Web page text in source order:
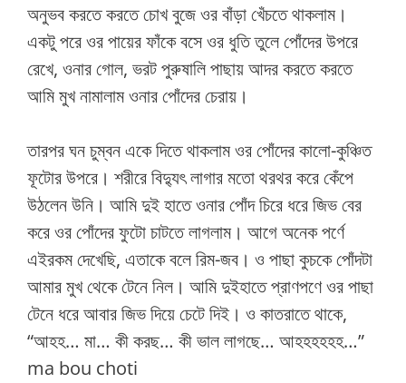
অনুভব করতে করতে চোখ বুজে ওর বাঁড়া খেঁচতে থাকলাম।
একটু পরে ওর পায়ের ফাঁকে বসে ওর ধুতি তুলে পোঁদের উপরে
রেখে, ওনার গোল, ভরট পুরুষালি পাছায় আদর করতে করতে
আমি মুখ নামালাম ওনার পোঁদের চেরায়।
তারপর ঘন চুম্বন একে দিতে থাকলাম ওর পোঁদের কালো-কুঞ্চিত
ফূটোর উপরে। শরীরে বিদ্যুৎ লাগার মতো থরথর করে কেঁপে
উঠলেন উনি। আমি দুই হাতে ওনার পোঁদ চিরে ধরে জিভ বের
করে ওর পোঁদের ফুটো চাটতে লাগলাম। আগে অনেক পর্ণে
এইরকম দেখেছি, এতাকে বলে রিম-জব। ও পাছা কুচকে পোঁদটা
আমার মুখ থেকে টেনে নিল। আমি দুইহাতে প্রাণপণে ওর পাছা
টেনে ধরে আবার জিভ দিয়ে চেটে দিই। ও কাতরাতে থাকে,
“আহহ… মা… কী করছ… কী ভাল লাগছে… আহহহহহহ…”
ma bou choti